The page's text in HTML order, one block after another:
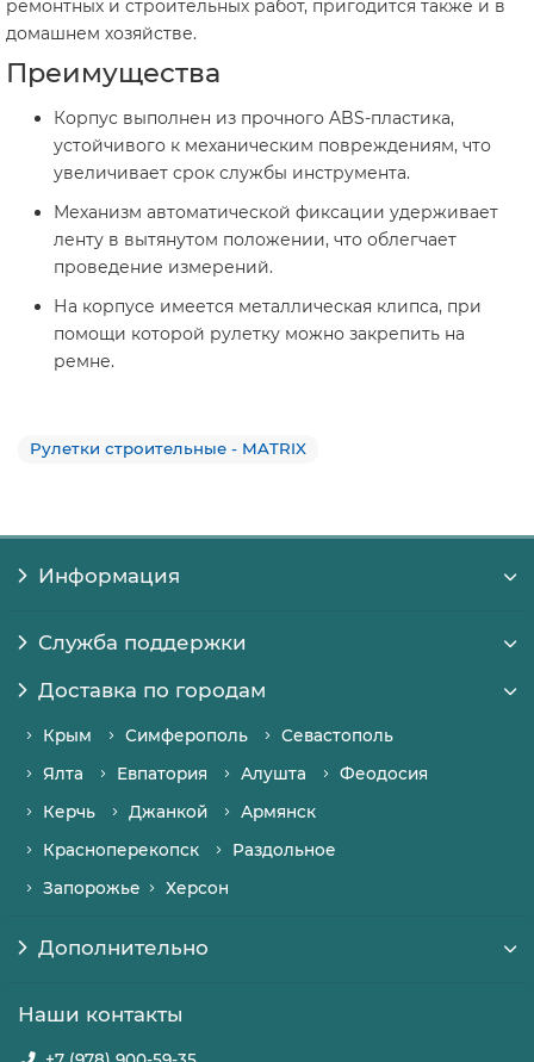
ремонтных и строительных работ, пригодится также и в
домашнем хозяйстве.
Преимущества
Корпус выполнен из прочного ABS-пластика,
устойчивого к механическим повреждениям, что
увеличивает срок службы инструмента.
Механизм автоматической фиксации удерживает
ленту в вытянутом положении, что облегчает
проведение измерений.
На корпусе имеется металлическая клипса, при
помощи которой рулетку можно закрепить на
ремне.
Рулетки строительные - MATRIX
Информация
Служба поддержки
Доставка по городам
Крым Симферополь
Севастополь
Ялта
Евпатория Алушта
Феодосия
Керчь
Джанкой
Армянск
Красноперекопск
Раздольное
Запорожье
Херсон
Дополнительно
Наши контакты